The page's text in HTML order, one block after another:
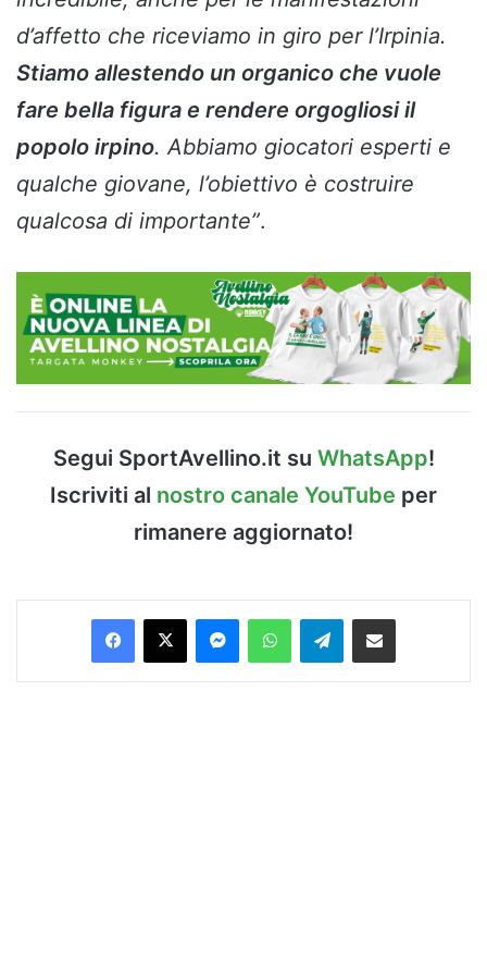
d’affetto che riceviamo in giro per l’Irpinia.
Stiamo allestendo un organico che vuole
fare bella figura e rendere orgogliosi il
popolo irpino. Abbiamo giocatori esperti e
qualche giovane, l’obiettivo è costruire
qualcosa di importante”.
Segui SportAvellino.it su WhatsApp!
Iscriviti al nostro canale YouTube per
rimanere aggiornato!
Facebook
X MessengerWhatsAppTelegramCondividi via Email